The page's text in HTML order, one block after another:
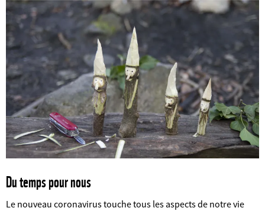
Du temps pour nous
Le nouveau coronavirus touche tous les aspects de notre vie